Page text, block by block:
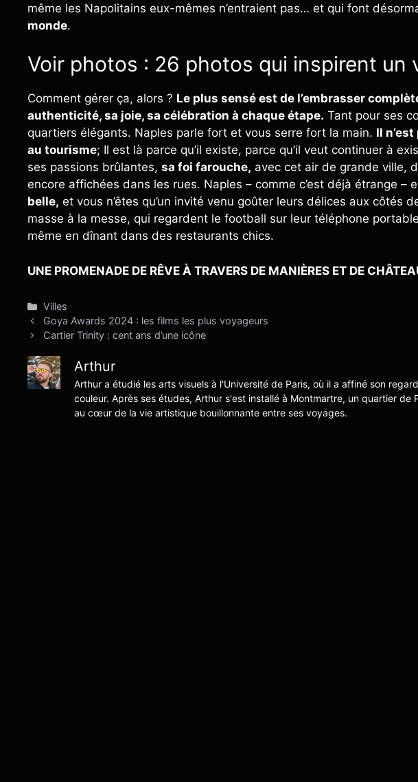
même les Napolitains eux-mêmes n’entraient pas… et qui font
monde.
Voir photos : 26 photos qui inspirent un
Comment gérer ça, alors ? Le plus sensé est de l’embrasser
authenticité, sa joie, sa célébration à chaque étape. Tant pour ses
quartiers élégants. Naples parle fort et vous serre fort la main. Il
au tourisme; Il est là parce qu’il existe, parce qu’il veut continuer à
ses passions brûlantes, sa foi farouche, avec cet air de grande ville,
encore affichées dans les rues. Naples – comme c’est déjà étrange –
belle, et vous n’êtes qu’un invité venu goûter leurs délices aux côtés
masse à la messe, qui regardent le football sur leur téléphone
même en dînant dans des restaurants chics.
UNE PROMENADE DE RÊVE À TRAVERS DE MANIÈRES ET DE
Catégories
Villes
Goya Awards 2024 : les films les plus voyageurs
Cartier Trinity : cent ans d’une icône
Arthur
Arthur a étudié les arts visuels à l'Université de Paris, où il a affiné son
couleur. Après ses études, Arthur s'est installé à Montmartre, un quartier de
au cœur de la vie artistique bouillonnante entre ses voyages.